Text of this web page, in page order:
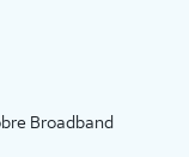
Broadband